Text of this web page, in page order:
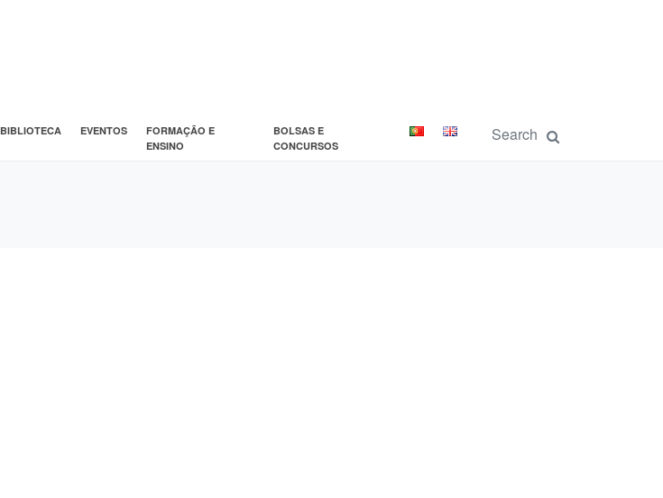
BIBLIOTECA EVENTOS
FORMAÇÃO E
ENSINO
BOLSAS E
CONCURSOS